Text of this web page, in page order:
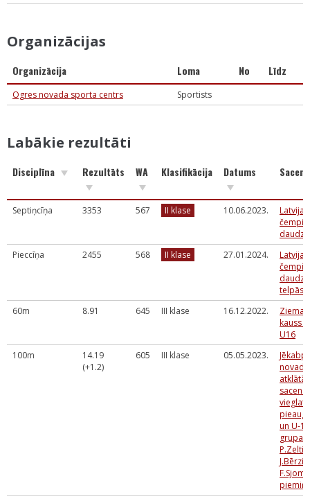
Organizācijas
Organizācija Loma No Līdz
Ogres novada sporta centrs Sportists
Labākie rezultāti
Disciplīna Rezultāts WA Klasifikācija Datums
Septiņcīņa 3353 567 II klase 10.06.2023.
Latvijas
Pieccīņa
2455 568 II klase 27.01.2024.
Latvijas
telpās
60m
8.91 645 III klase 16.12.2022.
kauss
U16
100m
14.19
(+1.2)
605 III klase 05.05.2023.
novada
atklātās
un U-16
grupai,